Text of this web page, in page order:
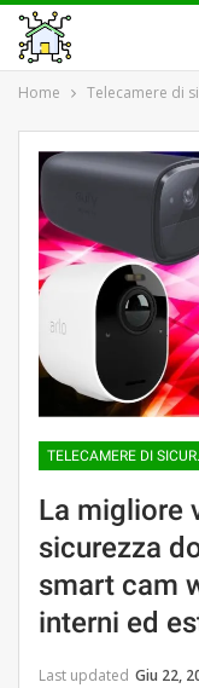
Home Telecamere di
La migliore
sicurezza
smart cam
interni ed
Last updated Giu 22,